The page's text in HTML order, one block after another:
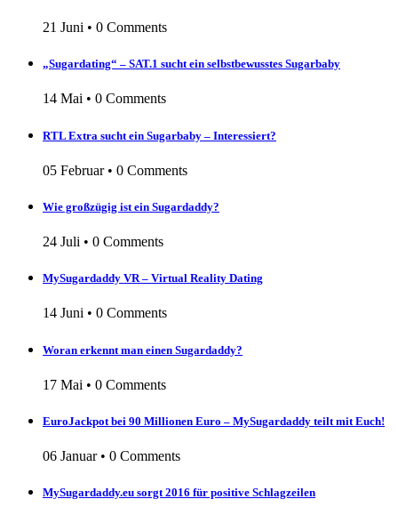
21 Juni • 0 Comments
„Sugardating“ – SAT.1 sucht ein selbstbewusstes Sugarbaby
14 Mai • 0 Comments
RTL Extra sucht ein Sugarbaby – Interessiert?
05 Februar• 0 Comments
Wie großzügig ist ein Sugardaddy?
24 Juli • 0 Comments
MySugardaddy VR – Virtual Reality Dating
14 Juni • 0 Comments
Woran erkennt man einen Sugardaddy?
17 Mai • 0 Comments
EuroJackpot bei 90 Millionen Euro – MySugardaddy teilt mit Euch!
06 Januar• 0 Comments
MySugardaddy.eu sorgt 2016 für positive Schlagzeilen